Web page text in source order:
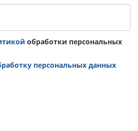
обработки персональных
персональных данных